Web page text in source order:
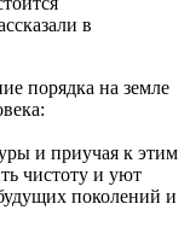
в
порядка на земле
и приучая к этим
чистоту и уют
поколений и